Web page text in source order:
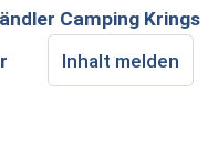
Camping Krings
Inhalt melden